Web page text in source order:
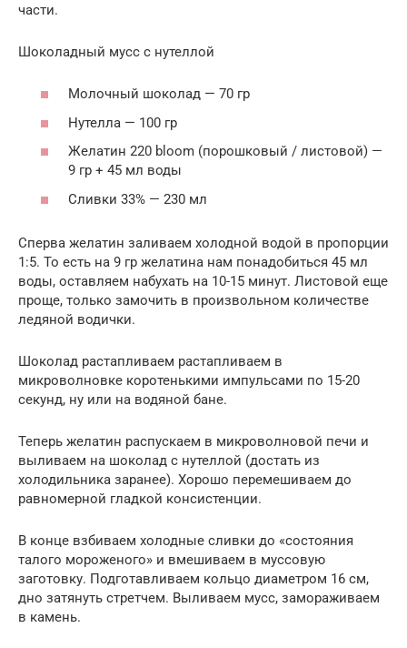
части.
Шоколадный мусс с нутеллой
Молочный шоколад — 70 гр
Нутелла — 100 гр
Желатин 220 bloom (порошковый / листовой) —
9 гр + 45 мл воды
Сливки 33% — 230 мл
Сперва желатин заливаем холодной водой в пропорции
1:5. То есть на 9 гр желатина нам понадобиться 45 мл
воды, оставляем набухать на 10-15 минут. Листовой еще
проще, только замочить в произвольном количестве
ледяной водички.
Шоколад растапливаем растапливаем в
микроволновке коротенькими импульсами по 15-20
секунд, ну или на водяной бане.
Теперь желатин распускаем в микроволновой печи и
выливаем на шоколад с нутеллой (достать из
холодильника заранее). Хорошо перемешиваем до
равномерной гладкой консистенции.
В конце взбиваем холодные сливки до «состояния
талого мороженого» и вмешиваем в муссовую
заготовку. Подготавливаем кольцо диаметром 16 см,
дно затянуть стретчем. Выливаем мусс, замораживаем
в камень.